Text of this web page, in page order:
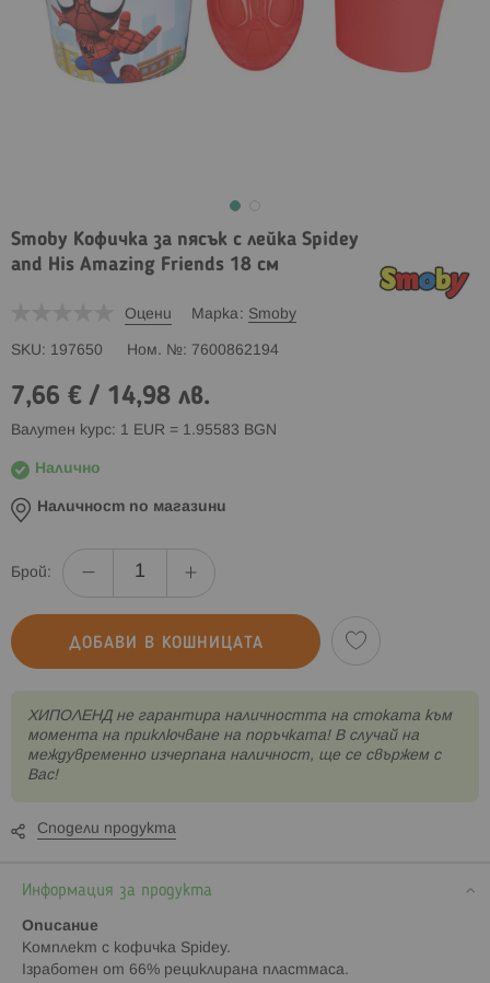
Smoby Кофичка за пясък с лейка Spidey
and His Amazing Friends 18 см
Оцени Марка Smoby
SKU 197650 Ном. № 7600862194
7,66 € / 14,98 лв.
Валутен курс: 1 EUR = 1.95583 BGN
Налично
Наличност по магазини
Брой:
ДОБАВИ В КОШНИЦАТА
XИПОЛЕНД не гарантира наличността на стоката към
момента на приключване на поръчката! В случай на
междувременно изчерпана наличност, ще се свържем с
Вас!
Сподели продукта
Информация за продукта
Описание
Комплект с кофичка Spidey.
Iзработен от 66% рециклирана пластмаса.